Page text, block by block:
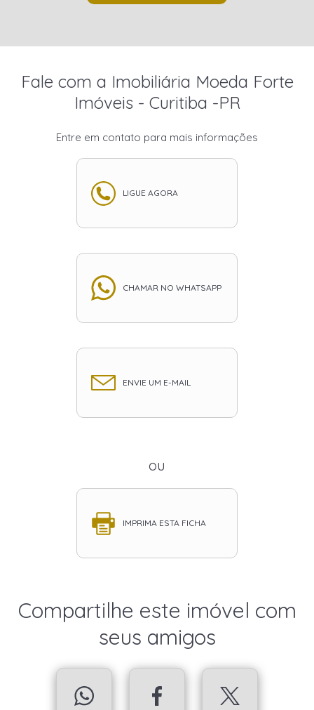
Fale com a Imobiliária Moeda Forte
Imóveis - Curitiba -PR
Entre em contato para mais informações
LIGUE AGORA
CHAMAR NO WHATSAPP
ENVIE UM E-MAIL
ou
IMPRIMA ESTA FICHA
Compartilhe este imóvel com
seus amigos